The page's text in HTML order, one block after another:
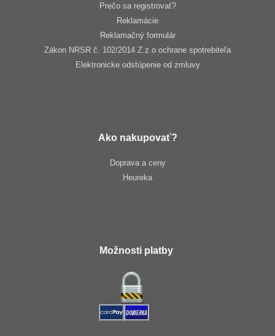
Prečo sa registrovať?
Reklamácie
Reklamačný formulár
Zákon NRSR č. 102/2014 Z.z o ochrane spotrebiteľa
Elektronicke odstúpenie od zmluvy
Ako nakupovať?
Doprava a ceny
Heureka
Možnosti platby